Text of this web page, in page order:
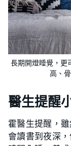
長期開燈睡覺，更
高、
醫生提醒
霍醫生提醒，
會讀書到夜深